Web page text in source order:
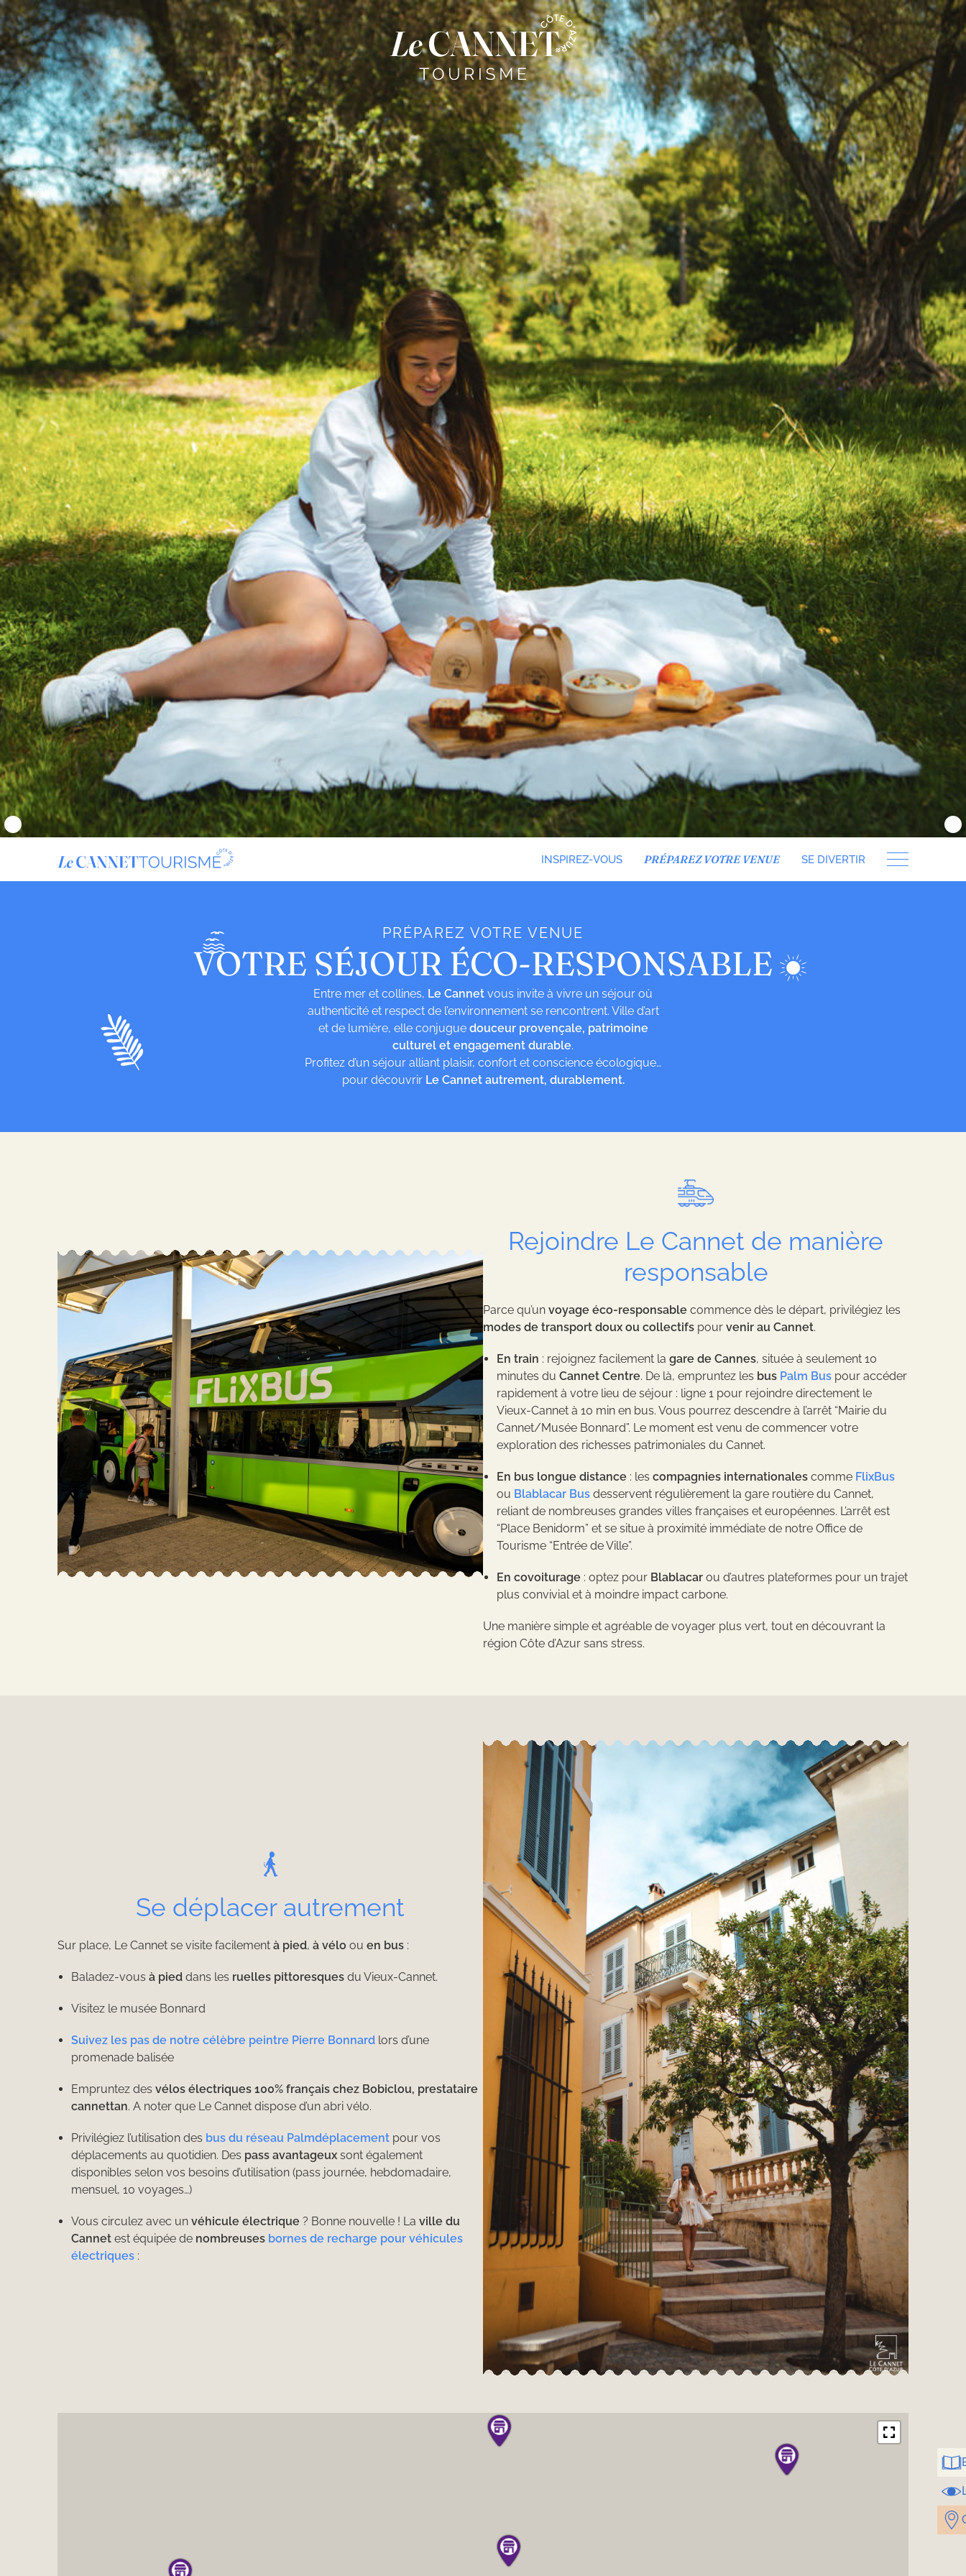
INSPIREZ-VOUS PRÉPAREZ VOTRE VENUE SE DIVERTIR
Venir & se déplacer
PRÉPAREZ VOTRE VENUE
VOTRE SÉJOUR ÉCO-RESPONSABLE
Entre mer et collines, Le Cannet vous invite à vivre un séjour où
authenticité et respect de l’environnement se rencontrent. Ville d’art
et de lumière, elle conjugue douceur provençale, patrimoine
culturel et engagement durable.
Profitez d’un séjour alliant plaisir, confort et conscience écologique…
pour découvrir Le Cannet autrement, durablement.
Rejoindre Le Cannet de manière
responsable
Parce qu’un voyage éco-responsable commence dès le départ, privilégiez les
modes de transport doux ou collectifs pour venir au Cannet.
En train : rejoignez facilement lagare de Cannes, située à seulement 10
minutes duCannet Centre. De là, empruntez les bus Palm Bus pour accéder
rapidement à votre lieu de séjour : ligne 1 pour rejoindre directement le
Vieux-Cannet à 10 min en bus. Vous pourrez descendre à l’arrêt “Mairie du
Cannet/Musée Bonnard”. Le moment est venu de commencer votre
exploration des richesses patrimoniales du Cannet.
En bus longue distance : lescompagnies internationales comme FlixBus
ou Blablacar Bus desservent régulièrement la gare routière du Cannet,
reliant de nombreuses grandes villes françaises et européennes. L’arrêt est
“Place Benidorm” et se situe à proximité immédiate de notre Office de
Tourisme “Entrée de Ville”.
En covoiturage : optez pour Blablacar ou d’autres plateformes pour un trajet
plus convivial et à moindre impact carbone.
Une manière simple et agréable de voyager plus vert, tout en découvrant la
région Côte d’Azur sans stress.
Se déplacer autrement
Sur place, Le Cannet se visite facilement à pied, à vélo ou en bus :
Baladez-vousà pieddans les ruelles pittoresques du Vieux-Cannet.
Visitez le musée Bonnard
Suivez les pas de notre célèbre peintre Pierre Bonnard lors d’une
promenade balisée
Empruntez desvélos électriques 100% français chez Bobiclou, prestataire
cannettan. A noter que Le Cannet dispose d’un abri vélo.
Privilégiez l’utilisation des bus du réseau Palmdéplacement pour vos
déplacements au quotidien. Des pass avantageux sont également
disponibles selon vos besoins d’utilisation (pass journée, hebdomadaire,
mensuel, 10 voyages…)
Vous circulez avec unvéhicule électrique ? Bonne nouvelle ! Laville du
Cannetest équipée de nombreuses bornes de recharge pour véhicules
électriques :
Panneau de gestion des cookies